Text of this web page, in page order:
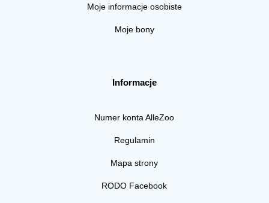
Moje informacje osobiste
Moje bony
Informacje
Numer konta AlleZoo
Regulamin
Mapa strony
RODO Facebook